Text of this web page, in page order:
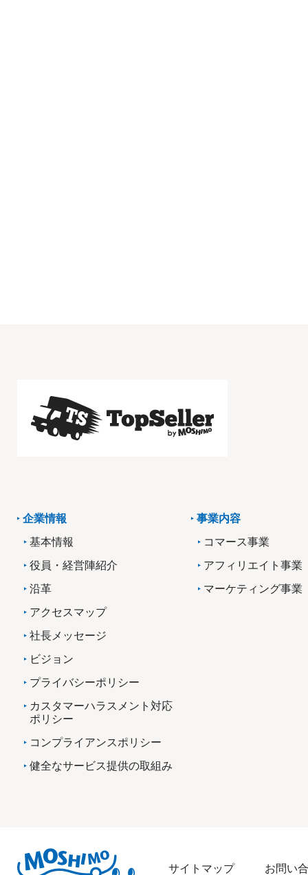
企業情報
基本情報
役員・経営陣紹介
沿革
アクセスマップ
社長メッセージ
ビジョン
プライバシーポリシー
カスタマーハラスメント対応
ポリシー
コンプライアンスポリシー
健全なサービス提供の取組み
事業内容
コマース事業
アフィリエイト事業
マーケティング事業
サイトマップ お問い